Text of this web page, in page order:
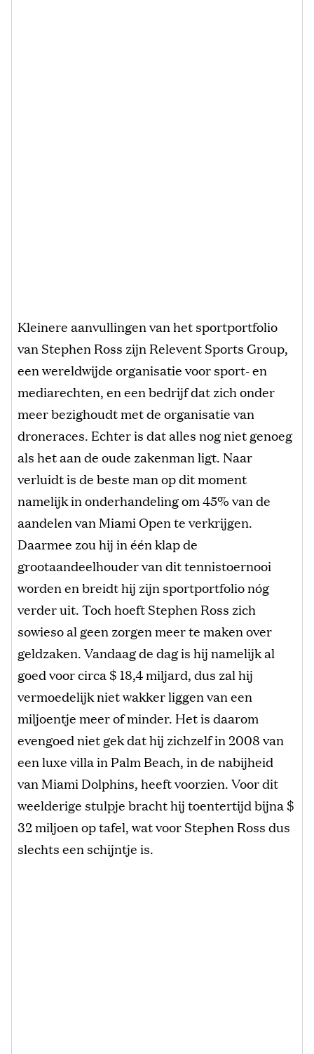
Kleinere aanvullingen van het sportportfolio
van Stephen Ross zijn Relevent Sports Group,
een wereldwijde organisatie voor sport- en
mediarechten, en een bedrijf dat zich onder
meer bezighoudt met de organisatie van
droneraces. Echter is dat alles nog niet genoeg
als het aan de oude zakenman ligt. Naar
verluidt is de beste man op dit moment
namelijk in onderhandeling om 45% van de
aandelen van Miami Open te verkrijgen.
Daarmee zou hij in één klap de
grootaandeelhouder van dit tennistoernooi
worden en breidt hij zijn sportportfolio nóg
verder uit. Toch hoeft Stephen Ross zich
sowieso al geen zorgen meer te maken over
geldzaken. Vandaag de dag is hij namelijk al
goed voor circa $ 18,4 miljard, dus zal hij
vermoedelijk niet wakker liggen van een
miljoentje meer of minder. Het is daarom
evengoed niet gek dat hij zichzelf in 2008 van
een luxe villa in Palm Beach, in de nabijheid
van Miami Dolphins, heeft voorzien. Voor dit
weelderige stulpje bracht hij toentertijd bijna $
32 miljoen op tafel, wat voor Stephen Ross dus
slechts een schijntje is.